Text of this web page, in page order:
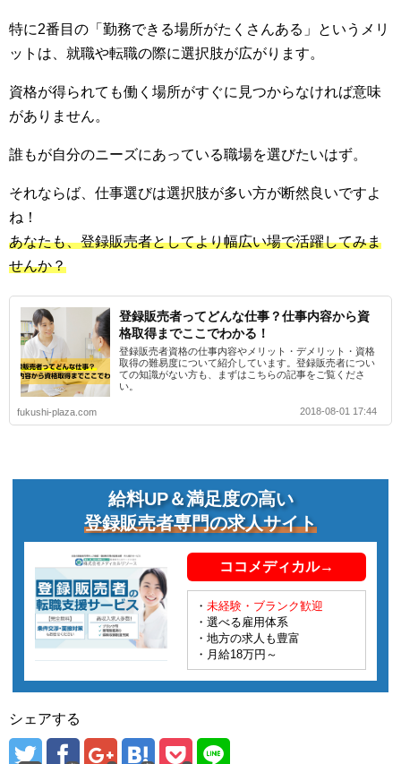
特に2番目の「勤務できる場所がたくさんある」というメリ
ットは、就職や転職の際に選択肢が広がります。
資格が得られても働く場所がすぐに見つからなければ意味
がありません。
誰もが自分のニーズにあっている職場を選びたいはず。
それならば、仕事選びは選択肢が多い方が断然良いですよ
ね！
あなたも、登録販売者としてより幅広い場で活躍してみま
せんか？
登録販売者ってどんな仕事？仕事内容から資
格取得までここでわかる！
登録販売者資格の仕事内容やメリット・デメリット・資格
取得の難易度について紹介しています。登録販売者につい
ての知識がない方も、まずはこちらの記事をご覧くださ
い。
fukushi-plaza.com 2018-08-01 17:44
給料UP＆満足度の高い
登録販売者専門の求人サイト
ココメディカル→
・ 未経験・ブランク歓迎
・選べる雇用体系
・地方の求人も豊富
・月給18万円～
シェアする